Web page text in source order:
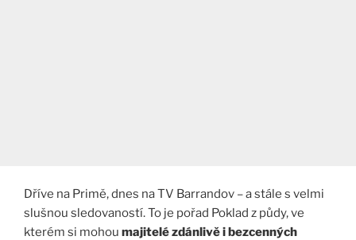
Dříve na Primě, dnes na TV Barrandov – a stále s velmi
slušnou sledovaností. To je pořad Poklad z půdy, ve
kterém si mohou majitelé zdánlivě i bezcenných